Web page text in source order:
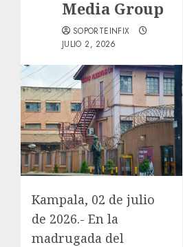
Media Group
SOPORTEINFIX
JULIO 2, 2026
Kampala, 02 de julio
de 2026.- En la
madrugada del